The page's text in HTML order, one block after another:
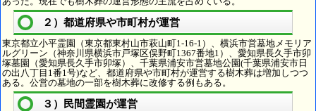
２）都道府県や市町村が運営
東京都立小平霊園（東京都東村山市萩山町1-16-1）、横浜市営墓地メモリア
ルグリーン（神奈川県横浜市戸塚区俣野町1367番地1）、愛知県長久手市卯
塚墓園（愛知県長久手市卯塚）、千葉県浦安市営墓地公園(千葉県浦安市日
の出八丁目1番1号)など、都道府県や市町村が運営する樹木葬は増加しつつ
ある。公営の墓地の一部を樹木葬に改修する例もある。
３）民間霊園が運営